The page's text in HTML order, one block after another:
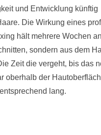
und Entwicklung künftig
Die Wirkung eines
hält mehrere Wochen
sondern aus dem
Zeit die vergeht, bis das
oberhalb der
lang.